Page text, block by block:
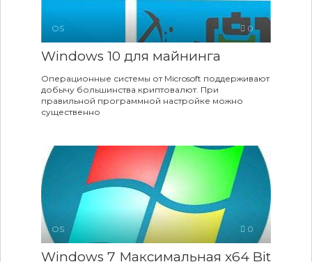
OS 0
Windows 10 для майнинга
Операционные системы от Microsoft поддерживают
добычу большинства криптовалют. При
правильной программной настройке можно
существенно
OS 0
Windows 7 Максимальная x64 Bit